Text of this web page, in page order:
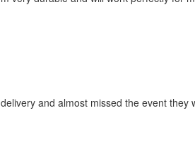
and almost missed the event they